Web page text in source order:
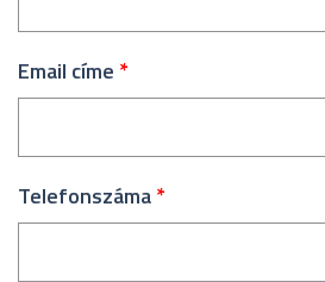
Email címe *
Telefonszáma*